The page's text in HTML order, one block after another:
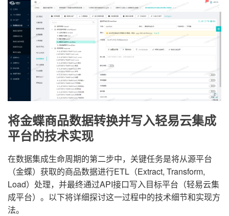
将金蝶商品数据转换并写入轻易云集成
平台的技术实现
在数据集成生命周期的第二步中，关键任务是将从源平台
（金蝶）获取的商品数据进行ETL（Extract, Transform,
Load）处理，并最终通过API接口写入目标平台（轻易云集
成平台）。以下将详细探讨这一过程中的技术细节和实现方
法。